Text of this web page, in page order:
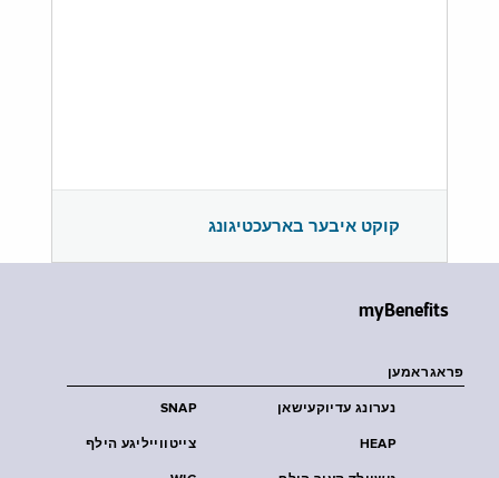
קוקט איבער בארעכטיגונג
myBenefits
פראגראמען
SNAP נערונג עדיוקעישאן
צייטווייליגע הילף HEAP